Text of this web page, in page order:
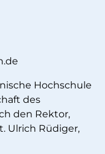
Hochschule
des
den Rektor,
Ulrich Rüdiger,